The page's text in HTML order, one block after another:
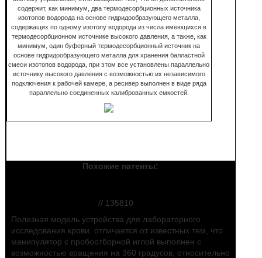
содержит, как минимум, два термодесорбционных источника
изотопов водорода на основе гидридообразующего металла,
содержащих по одному изотопу водорода из числа имеющихся в
термодесорбционном источнике высокого давления, а также, как
минимум, один буферный термодесорбционный источник на
основе гидридообразующего металла для хранения балластной
смеси изотопов водорода, при этом все установлены параллельно
источнику высокого давления с возможностью их независимого
подключения к рабочей камере, а ресивер выполнен в виде ряда
параллельно соединенных калиброванных емкостей.
Похожие патенты:
// 135810
Полезная модель устройства для лабораторного
исследования крови, отличается от известных тем, что
манипулятор с пробоотборной иглой выполнен с
возможностью вращения на 360 градусов, относительно